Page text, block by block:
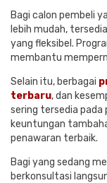
Bagi calon pembeli
lebih mudah,
yang fleksibel.
membantu
Selain itu, berbagai
terbaru, dan
sering tersedia
keuntungan
penawaran terbaik.
Bagi yang sedang
berkonsultasi